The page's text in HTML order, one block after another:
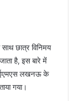
छात्र विनिमय
है, इस बारे में
लखनऊ के
गया।